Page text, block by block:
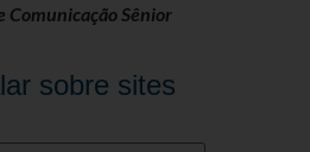
Comunicação Sênior
sobre sites